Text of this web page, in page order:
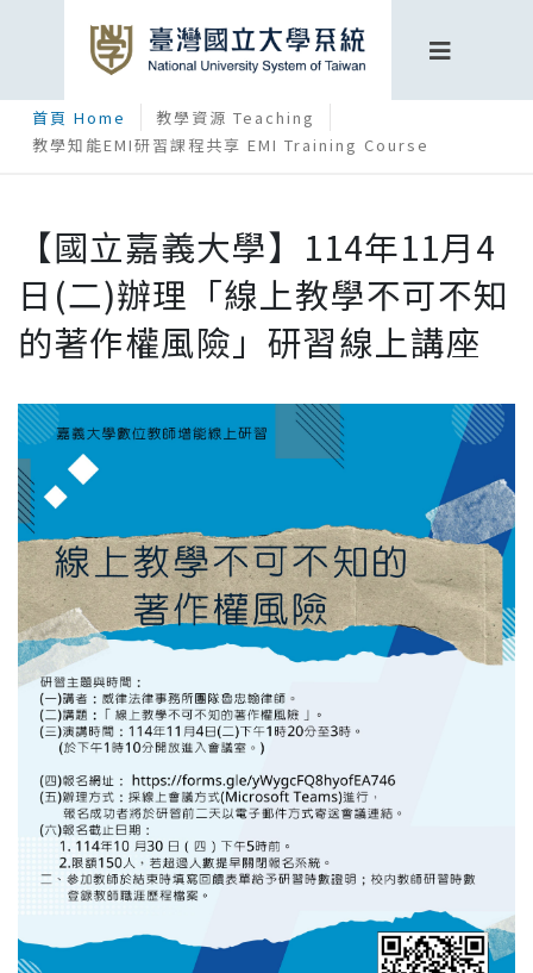
首頁 Home
教學資源 Teaching
教學知能EMI研習課程共享 EMI Training Course
【國立嘉義大學】114年11月4
日(二)辦理「線上教學不可不知
的著作權風險」研習線上講座